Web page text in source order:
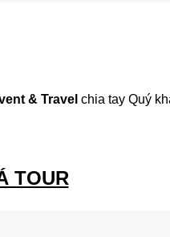
& Travel chia tay Quý
TOUR